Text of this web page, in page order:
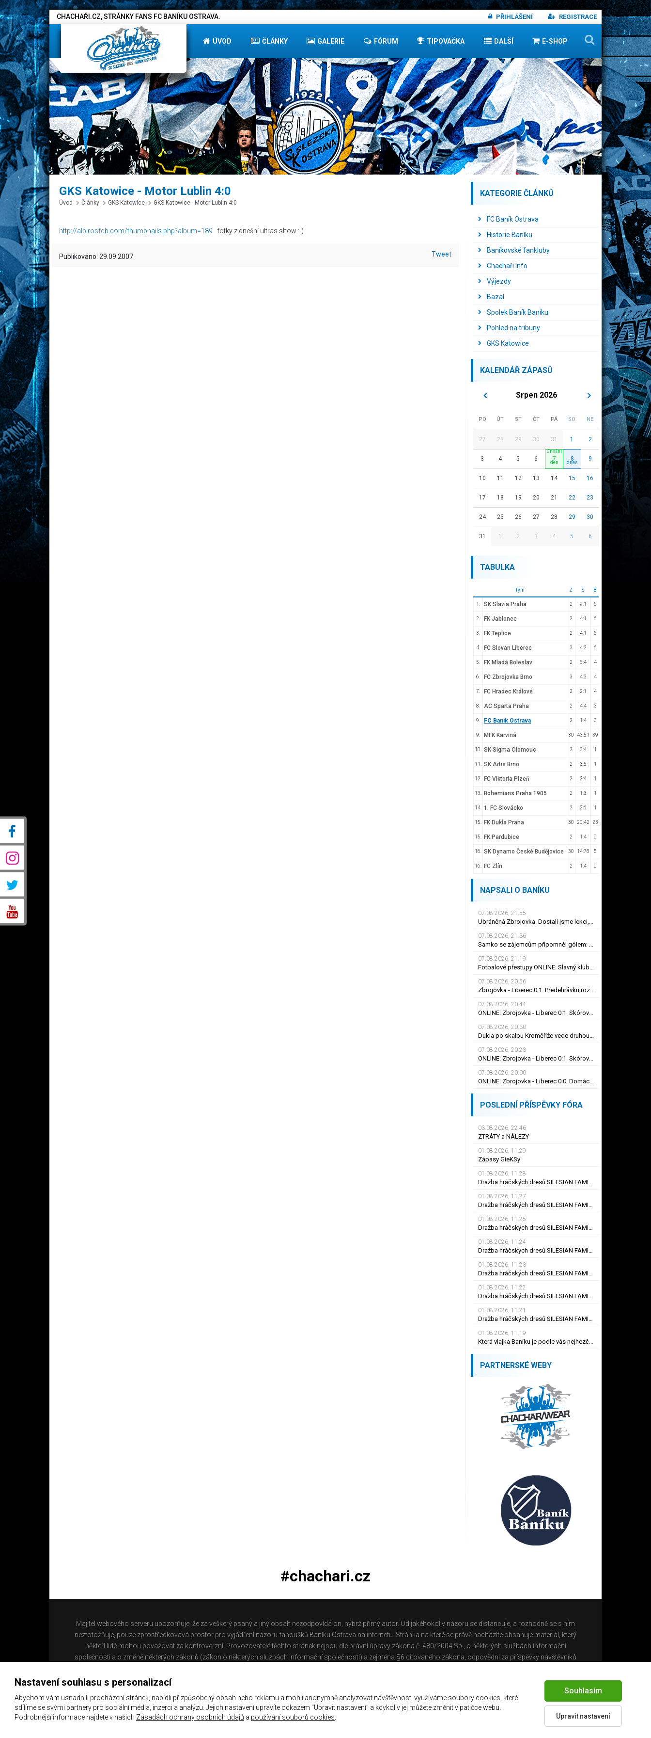
CHACHAŘI.CZ, STRÁNKY FANS FC BANÍKU OSTRAVA. PŘIHLÁŠENÍ REGISTRACE
ÚVOD ČLÁNKY GALERIE FÓRUM TIPOVAČKA DALŠÍ E-SHOP
GKS Katowice - Motor Lublin 4:0
Úvod Články GKS Katowice GKS Katowice - Motor Lublin 4:0
http://alb.rosfcb.com/thumbnails.php?album=189 fotky z dnešní ultras show :-)
Publikováno: 29.09.2007 Tweet
KATEGORIE ČLÁNKŮ
FC Baník Ostrava
Historie Baníku
Baníkovské fankluby
Chachaři Info
Výjezdy
Bazal
Spolek Baník Baníku
Pohled na tribuny
GKS Katowice
KALENDÁŘ ZÁPASŮ
Srpen 2026
PO ÚT ST ČT PÁ SO NE
27 28 29 30 31 1 2
3 4 5 6 7 8 9
10 11 12 13 14 15 16
17 18 19 20 21 22 23
24 25 26 27 28 29 30
31 1 2 3 4 5 6
TABULKA
Tým Z S B
1. SK Slavia Praha 2 9:1 6
2. FK Jablonec 2 4:1 6
3. FK Teplice 2 4:1 6
4. FC Slovan Liberec 3 4:2 6
5. FK Mladá Boleslav 2 6:4 4
6. FC Zbrojovka Brno 3 4:3 4
7. FC Hradec Králové 2 2:1 4
8. AC Sparta Praha 2 4:4 3
9. FC Baník Ostrava 2 1:4 3
9. MFK Karviná 30 43:51 39
10. SK Sigma Olomouc 2 3:4 1
11. SK Artis Brno 2 3:5 1
12. FC Viktoria Plzeň 2 2:4 1
13. Bohemians Praha 1905 2 1:3 1
14. 1. FC Slovácko 2 2:6 1
15. FK Dukla Praha 30 20:42 23
15. FK Pardubice 2 1:4 0
16. SK Dynamo České Budějovice 30 14:78 5
16. FC Zlín 2 1:4 0
NAPSALI O BANÍKU
07.08.2026, 21.55
Ubráněná Zbrojovka. Dostali jsme lekci, řekl kapitán Klíma. Dulay překonal kamaráda
07.08.2026, 21.36
Samko se zájemcům připomněl gólem: Karviné jsem vděčný! Kam může odejít Štorman?
07.08.2026, 21.19
Fotbalové přestupy ONLINE: Slavný klub chce Mercada, Sparta ale měla nabídku odmítnout
07.08.2026, 20.56
Zbrojovka - Liberec 0:1. Předehrávku rozhodl Dulay, Bořil se při premiéře za Slovan zranil
07.08.2026, 20.44
ONLINE: Zbrojovka - Liberec 0:1. Skóroval Dulay, Bořil se při premiéře za Slovan zranil
07.08.2026, 20.30
Dukla po skalpu Kroměříže vede druhou ligu. Karviná zvítězila v Prostějově, remíza Ústí
07.08.2026, 20.23
ONLINE: Zbrojovka - Liberec 0:1. Skóroval Dulay, Bořil se při premiéře za Slovan zranil
07.08.2026, 20.00
ONLINE: Zbrojovka - Liberec 0:0. Domácí na vlně, Bořil se při premiéře za Slovan zranil
POSLEDNÍ PŘÍSPĚVKY FÓRA
03.08.2026, 22.46
ZTRÁTY a NÁLEZY
01.08.2026, 11.29
Zápasy GieKSy
01.08.2026, 11.28
Dražba hráčských dresů SILESIAN FAMILY - #25 Robert SADOWSKI
01.08.2026, 11.27
Dražba hráčských dresů SILESIAN FAMILY - #22
01.08.2026, 11.25
Dražba hráčských dresů SILESIAN FAMILY - #6
01.08.2026, 11.24
Dražba hráčských dresů SILESIAN FAMILY - #21 Jiří KLÍMA
01.08.2026, 11.23
Dražba hráčských dresů SILESIAN FAMILY - #19 Dyjan Carlos de AZEVEDO
01.08.2026, 11.22
Dražba hráčských dresů SILESIAN FAMILY - #5 Adam JÁNOŠ
01.08.2026, 11.21
Dražba hráčských dresů SILESIAN FAMILY - #1 Viktor BUDÍNSKÝ
01.08.2026, 11.19
Která vlajka Baníku je podle vás nejhezčí ?
PARTNERSKÉ WEBY
#chachari.cz
Majitel webového serveru upozorňuje, že za veškerý psaný a jiný obsah nezodpovídá on, nýbrž přímý autor. Od jakéhokoliv názoru se distancuje, a rozhodně se s ním
neztotožňuje, pouze zprostředkovává prostor pro vyjádření názoru fanoušků Baníku Ostrava na internetu. Stránka na které se právě nacházíte obsahuje materiál, který
někteří lidé mohou považovat za kontroverzní. Provozovatelé těchto stránek nejsou dle právní úpravy zákona č. 480/2004 Sb., o některých službách informační
společnosti a o změně některých zákonů (zákon o některých službách informační společnosti) a zejména §6 citovaného zákona, odpovědni za příspěvky návštěvníků
Created by
Nastavení souhlasu s personalizací
Abychom vám usnadnili procházení stránek, nabídli přizpůsobený obsah nebo reklamu a mohli anonymně analyzovat návštěvnost, využíváme soubory cookies, které
sdílíme se svými partnery pro sociální média, inzerci a analýzu. Jejich nastavení upravíte odkazem "Upravit nastavení" a kdykoliv jej můžete změnit v patičce webu.
Podrobnější informace najdete v našich Zásadách ochrany osobních údajů a používání souborů cookies
Souhlasím
Upravit nastavení